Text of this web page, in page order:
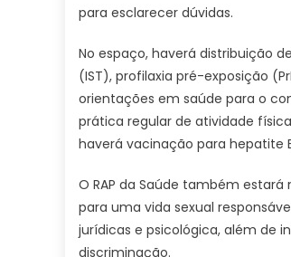
para esclarecer dúvidas.
No espaço, haverá distribuição
(IST), profilaxia pré-exposição
orientações em saúde para o
prática regular de atividade
haverá vacinação para hepatite
O RAP da Saúde também
para uma vida sexual
jurídicas e psicológica, além de
discriminação.